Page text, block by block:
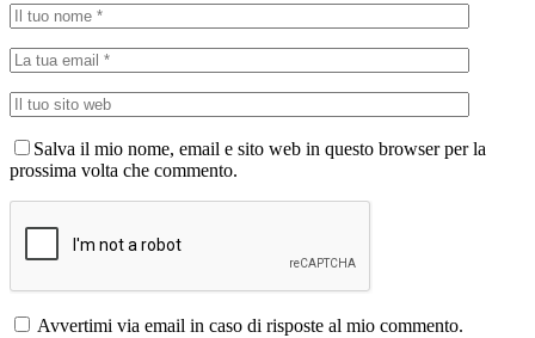
Salva il mio nome, email e sito web in questo browser per la
prossima volta che commento.
Avvertimi via email in caso di risposte al mio commento.